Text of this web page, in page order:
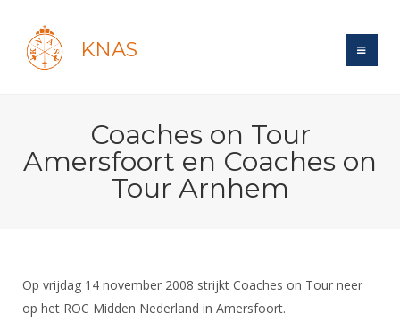
KNAS
Forums
Maandelijks archief
Bond
Reglementen
Schermen
Recreatiesport
Veteranen
Nieuws
Voor de jeugd
Forums
Coaches on Tour
Amersfoort en Coaches on
Tour Arnhem
Op vrijdag 14 november 2008 strijkt Coaches on Tour neer
op het ROC Midden Nederland in Amersfoort.